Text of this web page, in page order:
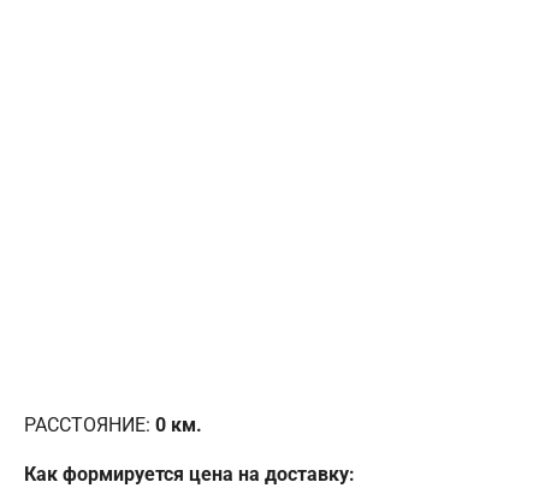
РАССТОЯНИЕ: 0 км.
Как формируется цена на доставку: